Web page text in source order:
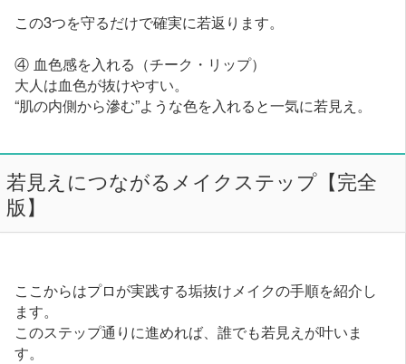
この3つを守るだけで確実に若返ります。
④ 血色感を入れる（チーク・リップ）
大人は血色が抜けやすい。
“肌の内側から滲む”ような色を入れると一気に若見え。
若見えにつながるメイクステップ【完全
版】
ここからはプロが実践する垢抜けメイクの手順を紹介し
ます。
このステップ通りに進めれば、誰でも若見えが叶いま
す。